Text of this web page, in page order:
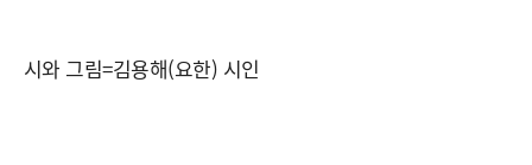
시와 그림=김용해(요한) 시인